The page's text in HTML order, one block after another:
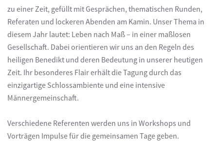
zu einer Zeit, gefüllt mit Gesprächen, thematischen Runden,
Referaten und lockeren Abenden am Kamin. Unser Thema in
diesem Jahr lautet: Leben nach Maß – in einer maßlosen
Gesellschaft. Dabei orientieren wir uns an den Regeln des
heiligen Benedikt und deren Bedeutung in unserer heutigen
Zeit. Ihr besonderes Flair erhält die Tagung durch das
einzigartige Schlossambiente und eine intensive
Männergemeinschaft.
Verschiedene Referenten werden uns in Workshops und
Vorträgen Impulse für die gemeinsamen Tage geben.